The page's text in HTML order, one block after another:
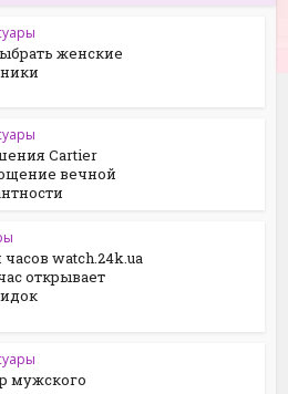
женские
Cartier
вечной
watch.24k.ua
открывает
мужского